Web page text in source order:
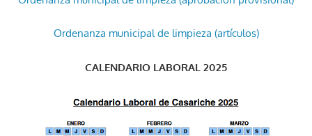
Ordenanza municipal de limpieza (artículos)
CALENDARIO LABORAL 2025